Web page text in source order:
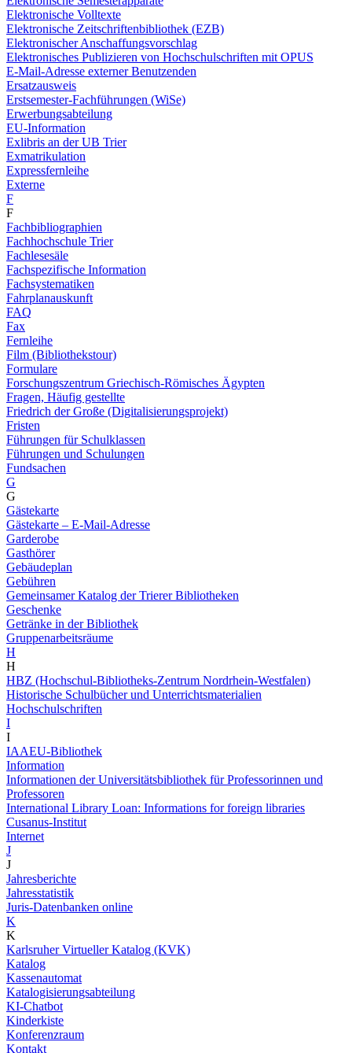
Elektronische Volltexte
Elektronische Zeitschriftenbibliothek (EZB)
Elektronischer Anschaffungsvorschlag
Elektronisches Publizieren von Hochschulschriften mit OPUS
E-Mail-Adresse externer Benutzenden
Ersatzausweis
Erstsemester-Fachführungen (WiSe)
Erwerbungsabteilung
EU-Information
Exlibris an der UB Trier
Exmatrikulation
Expressfernleihe
Externe
F
F
Fachbibliographien
Fachhochschule Trier
Fachlesesäle
Fachspezifische Information
Fachsystematiken
Fahrplanauskunft
FAQ
Fax
Fernleihe
Film (Bibliothekstour)
Formulare
Forschungszentrum Griechisch-Römisches Ägypten
Fragen, Häufig gestellte
Friedrich der Große (Digitalisierungsprojekt)
Fristen
Führungen für Schulklassen
Führungen und Schulungen
Fundsachen
G
G
Gästekarte
Gästekarte – E-Mail-Adresse
Garderobe
Gasthörer
Gebäudeplan
Gebühren
Gemeinsamer Katalog der Trierer Bibliotheken
Geschenke
Getränke in der Bibliothek
Gruppenarbeitsräume
H
H
HBZ (Hochschul-Bibliotheks-Zentrum Nordrhein-Westfalen)
Historische Schulbücher und Unterrichtsmaterialien
Hochschulschriften
I
I
IAAEU-Bibliothek
Information
Informationen der Universitätsbibliothek für Professorinnen und
Professoren
International Library Loan: Informations for foreign libraries
Cusanus-Institut
Internet
J
J
Jahresberichte
Jahresstatistik
Juris-Datenbanken online
K
K
Karlsruher Virtueller Katalog (KVK)
Katalog
Kassenautomat
Katalogisierungsabteilung
KI-Chatbot
Kinderkiste
Konferenzraum
Kontakt